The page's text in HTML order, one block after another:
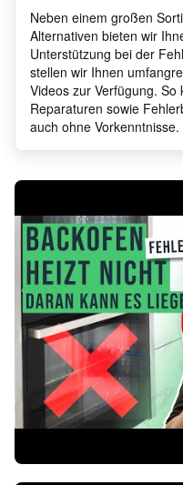
Ignis
Ignis
Ignis
Ignis
Ignis
Neben einem großen
Alternativen bieten wir
Unterstützung bei der
stellen wir Ihnen
Videos zur Verfügung. So
Reparaturen sowie
auch ohne Vorkenntnisse.